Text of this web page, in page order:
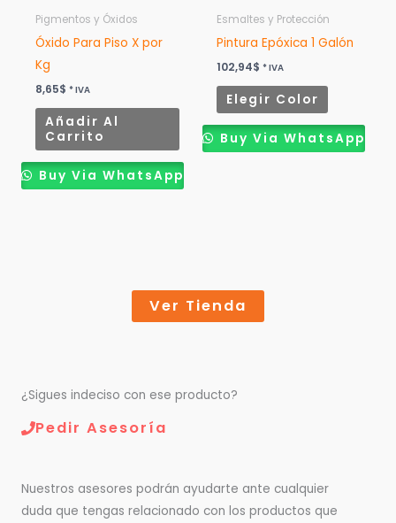
Pigmentos y Óxidos
Óxido Para Piso X por
Kg
8,65$ * IVA
Añadir Al
Carrito
Buy Via WhatsApp
Esmaltes y Protección
Pintura Epóxica 1 Galón
102,94$ * IVA
Elegir Color
pueden
elegir
la
de
producto
Buy Via WhatsApp
Ver Tienda
¿Sigues indeciso con ese producto?
Pedir Asesoría
Nuestros asesores podrán ayudarte ante cualquier
duda que tengas relacionado con los productos que